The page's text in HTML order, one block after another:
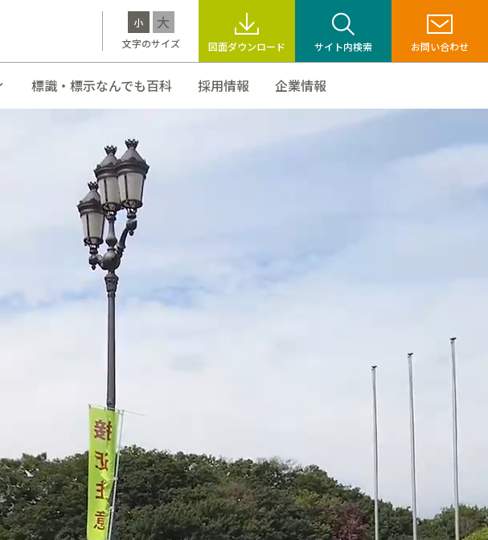
小 大
文字のサイズ 図面ダウンロード サイト内検索 お問い合わせ
標識・標示なんでも百科 採用情報 企業情報